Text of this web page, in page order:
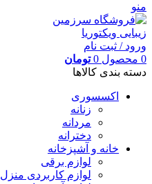
منو
ورود / ثبت نام
0 محصول 0 تومان
دسته بندی کالاها
اکسسوری
زنانه
مردانه
دخترانه
خانه و آشپزخانه
لوازم برقی
لوازم کاربردی منزل